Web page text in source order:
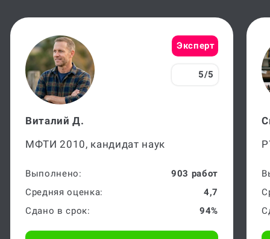
Эксперт
5/5
Виталий Д.
МФТИ 2010, кандидат наук
Выполнено:
903 работ
Средняя оценка:
4,7
Сдано в срок:
94%